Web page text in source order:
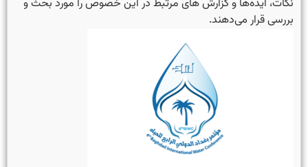
نکات، ایده‌ها و گزارش های مرتبط در این خصوص را مورد بحث و
بررسی قرار می‌دهند.